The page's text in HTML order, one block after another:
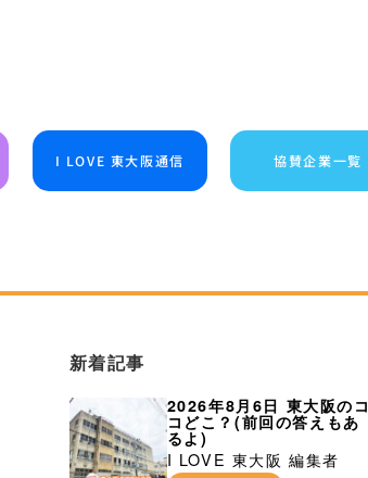
I LOVE 東大阪通信 協賛企業一覧
新着記事
2026年8月6日 東大阪のコ
コどこ？(前回の答えもあ
るよ)
I LOVE 東大阪 編集者